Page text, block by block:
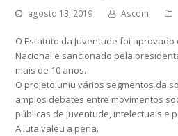
agosto 13, 2019 Ascom
O Estatuto da Juventude foi aprovado
Nacional e sancionado pela
mais de 10 anos.
O projeto uniu vários segmentos da
amplos debates entre movimentos
públicas de juventude, intelectuais e
A luta valeu a pena.